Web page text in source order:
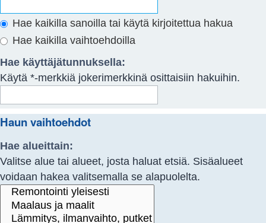
Hae kaikilla sanoilla tai käytä kirjoitettua hakua
Hae kaikilla vaihtoehdoilla
Hae käyttäjätunnuksella:
Käytä *-merkkiä jokerimerkkinä osittaisiin hakuihin.
Haun vaihtoehdot
Hae alueittain:
Valitse alue tai alueet, josta haluat etsiä. Sisäalueet
voidaan hakea valitsemalla se alapuolelta.